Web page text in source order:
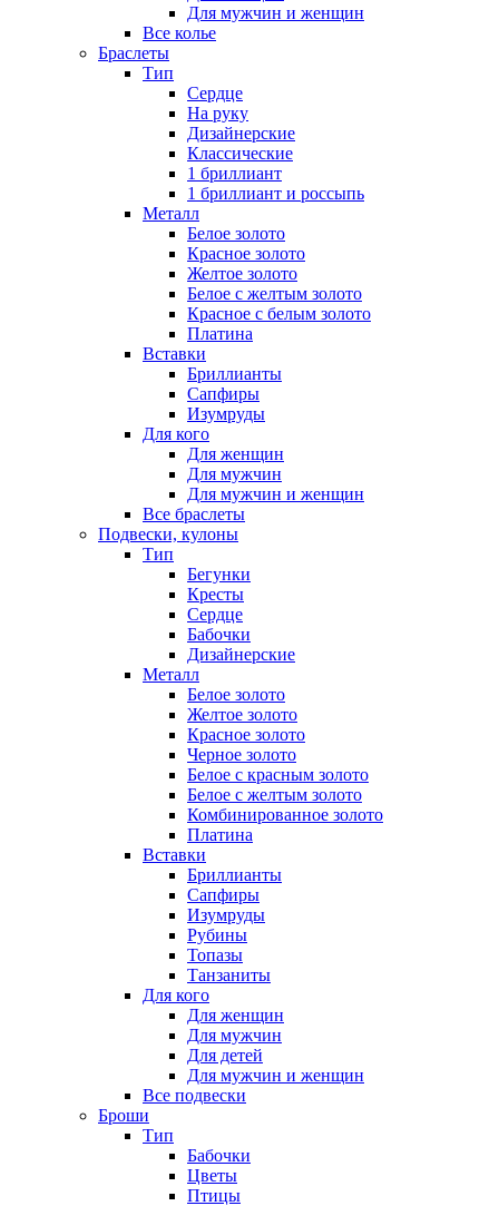
Для мужчин и женщин
Все колье
Браслеты
Тип
Сердце
На руку
Дизайнерские
Классические
1 бриллиант
1 бриллиант и россыпь
Металл
Белое золото
Красное золото
Желтое золото
Белое с желтым золото
Красное с белым золото
Платина
Вставки
Бриллианты
Сапфиры
Изумруды
Для кого
Для женщин
Для мужчин
Для мужчин и женщин
Все браслеты
Подвески, кулоны
Тип
Бегунки
Кресты
Сердце
Бабочки
Дизайнерские
Металл
Белое золото
Желтое золото
Красное золото
Черное золото
Белое с красным золото
Белое с желтым золото
Комбинированное золото
Платина
Вставки
Бриллианты
Сапфиры
Изумруды
Рубины
Топазы
Танзаниты
Для кого
Для женщин
Для мужчин
Для детей
Для мужчин и женщин
Все подвески
Броши
Тип
Бабочки
Цветы
Птицы